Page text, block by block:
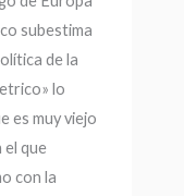
subestima
de la
lo
es muy viejo
el que
con la